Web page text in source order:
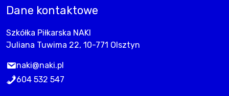
Dane kontaktowe
Szkółka Piłkarska NAKI
Juliana Tuwima 22, 10-771 Olsztyn
naki@naki.pl
604 532 547